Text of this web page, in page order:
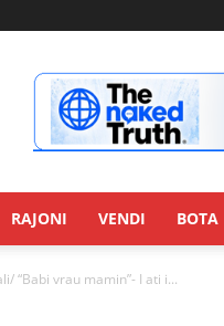
RAJONI VENDI BOTA
“Babi vrau mamin”- I ati i...